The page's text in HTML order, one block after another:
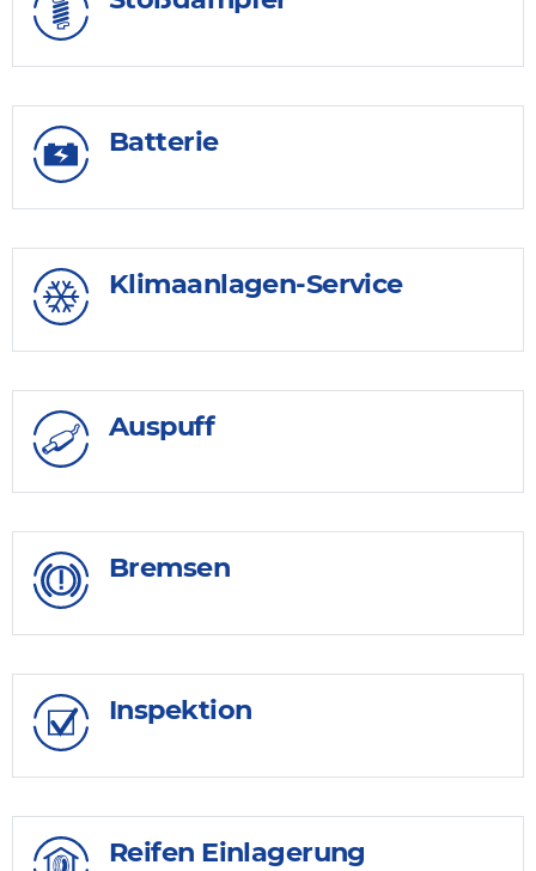
Batterie
Klimaanlagen-Service
Auspuff
Bremsen
Inspektion
Reifen Einlagerung